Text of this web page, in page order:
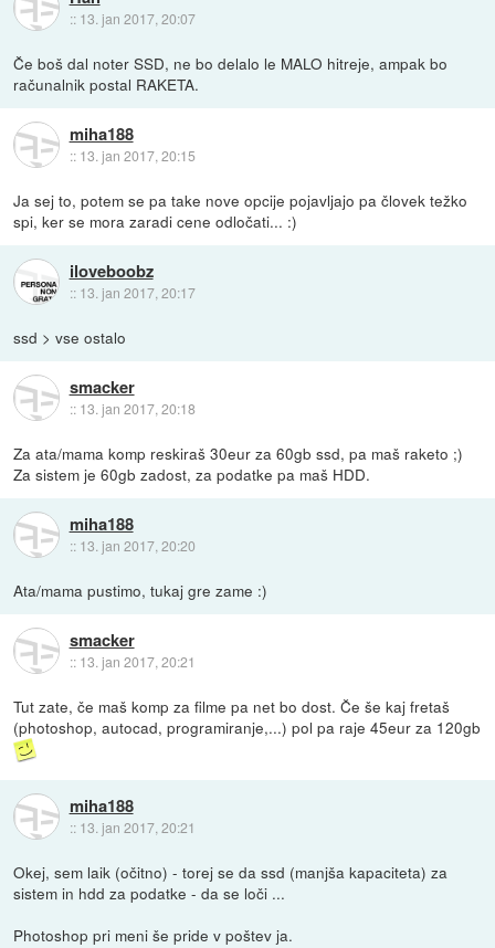
:: 13. jan 2017, 20:07
Če boš dal noter SSD, ne bo delalo le MALO hitreje, ampak bo
računalnik postal RAKETA.
miha188
:: 13. jan 2017, 20:15
Ja sej to, potem se pa take nove opcije pojavljajo pa človek težko
spi, ker se mora zaradi cene odločati... :)
iloveboobz
:: 13. jan 2017, 20:17
ssd > vse ostalo
smacker
:: 13. jan 2017, 20:18
Za ata/mama komp reskiraš 30eur za 60gb ssd, pa maš raketo ;)
Za sistem je 60gb zadost, za podatke pa maš HDD.
miha188
:: 13. jan 2017, 20:20
Ata/mama pustimo, tukaj gre zame :)
smacker
:: 13. jan 2017, 20:21
Tut zate, če maš komp za filme pa net bo dost. Če še kaj fretaš
(photoshop, autocad, programiranje,...) pol pa raje 45eur za 120gb
miha188
:: 13. jan 2017, 20:21
Okej, sem laik (očitno) - torej se da ssd (manjša kapaciteta) za
sistem in hdd za podatke - da se loči ...
Photoshop pri meni še pride v poštev ja.